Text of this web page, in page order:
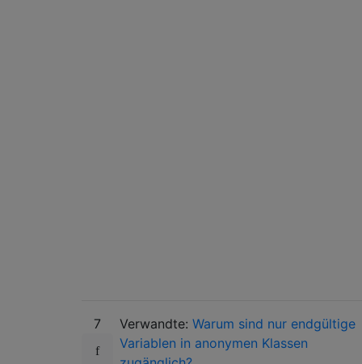
7 Verwandte: Warum sind nur endgültige
Variablen in anonymen Klassen